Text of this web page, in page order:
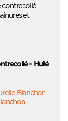
contrecollé
et
– Huilé
Blanchon